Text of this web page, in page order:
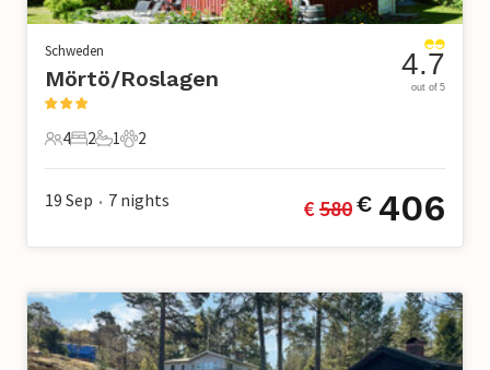
Schweden
Mörtö/Roslagen
4 Gäste
4
2 Schlafzimmer
2
1 Badezimmer
1
2 Haustiere
2
4.7
out of 5
19 Sep • 7 nights € 580€ 406